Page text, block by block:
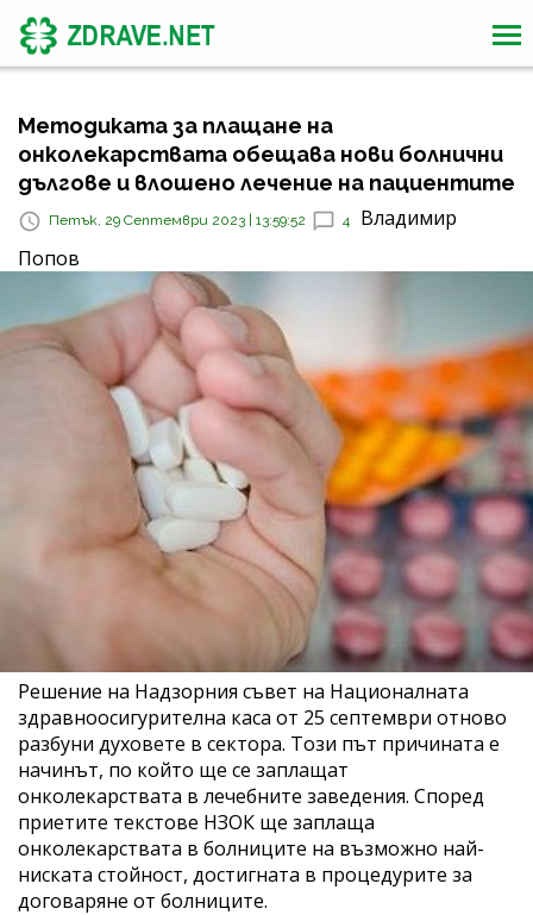
Методиката за плащане на
онколекарствата обещава нови болнични
дългове и влошено лечение на пациентите
Петък, 29 Септември 2023 | 13:59:52 4
Владимир
Попов
Решение на Надзорния съвет на Националната
здравноосигурителна каса от 25 септември отново
разбуни духовете в сектора. Този път причината е
начинът, по който ще се заплащат
онколекарствата в лечебните заведения. Според
приетите текстове НЗОК ще заплаща
онколекарствата в болниците на възможно най-
ниската стойност, достигната в процедурите за
договаряне от болниците.